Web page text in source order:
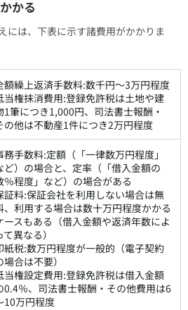
かる
には、下表に示す諸費用がかかりま
額繰上返済手数料:数千円～3万円程度
当権抹消費用:登録免許税は土地や建
1筆につき1,000円、司法書士報酬・
の他は不動産1件につき2万円程度
務手数料:定額（「一律数万円程度」
ど）の場合と、定率（「借入金額の
％程度」など）の場合がある
証料:保証会社を利用しない場合は無
、利用する場合は数十万円程度かかる
ースもある（借入金額や返済年数によ
て異なる）
紙税:数万円程度が一般的（電子契約
場合は不要）
当権設定費用:登録免許税は借入金額
0.4％、司法書士報酬・その他費用は6
10万円程度